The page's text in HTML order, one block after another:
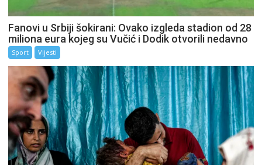
Fanovi u Srbiji šokirani: Ovako izgleda stadion od 28
miliona eura kojeg su Vučić i Dodik otvorili nedavno
Sport Vijesti